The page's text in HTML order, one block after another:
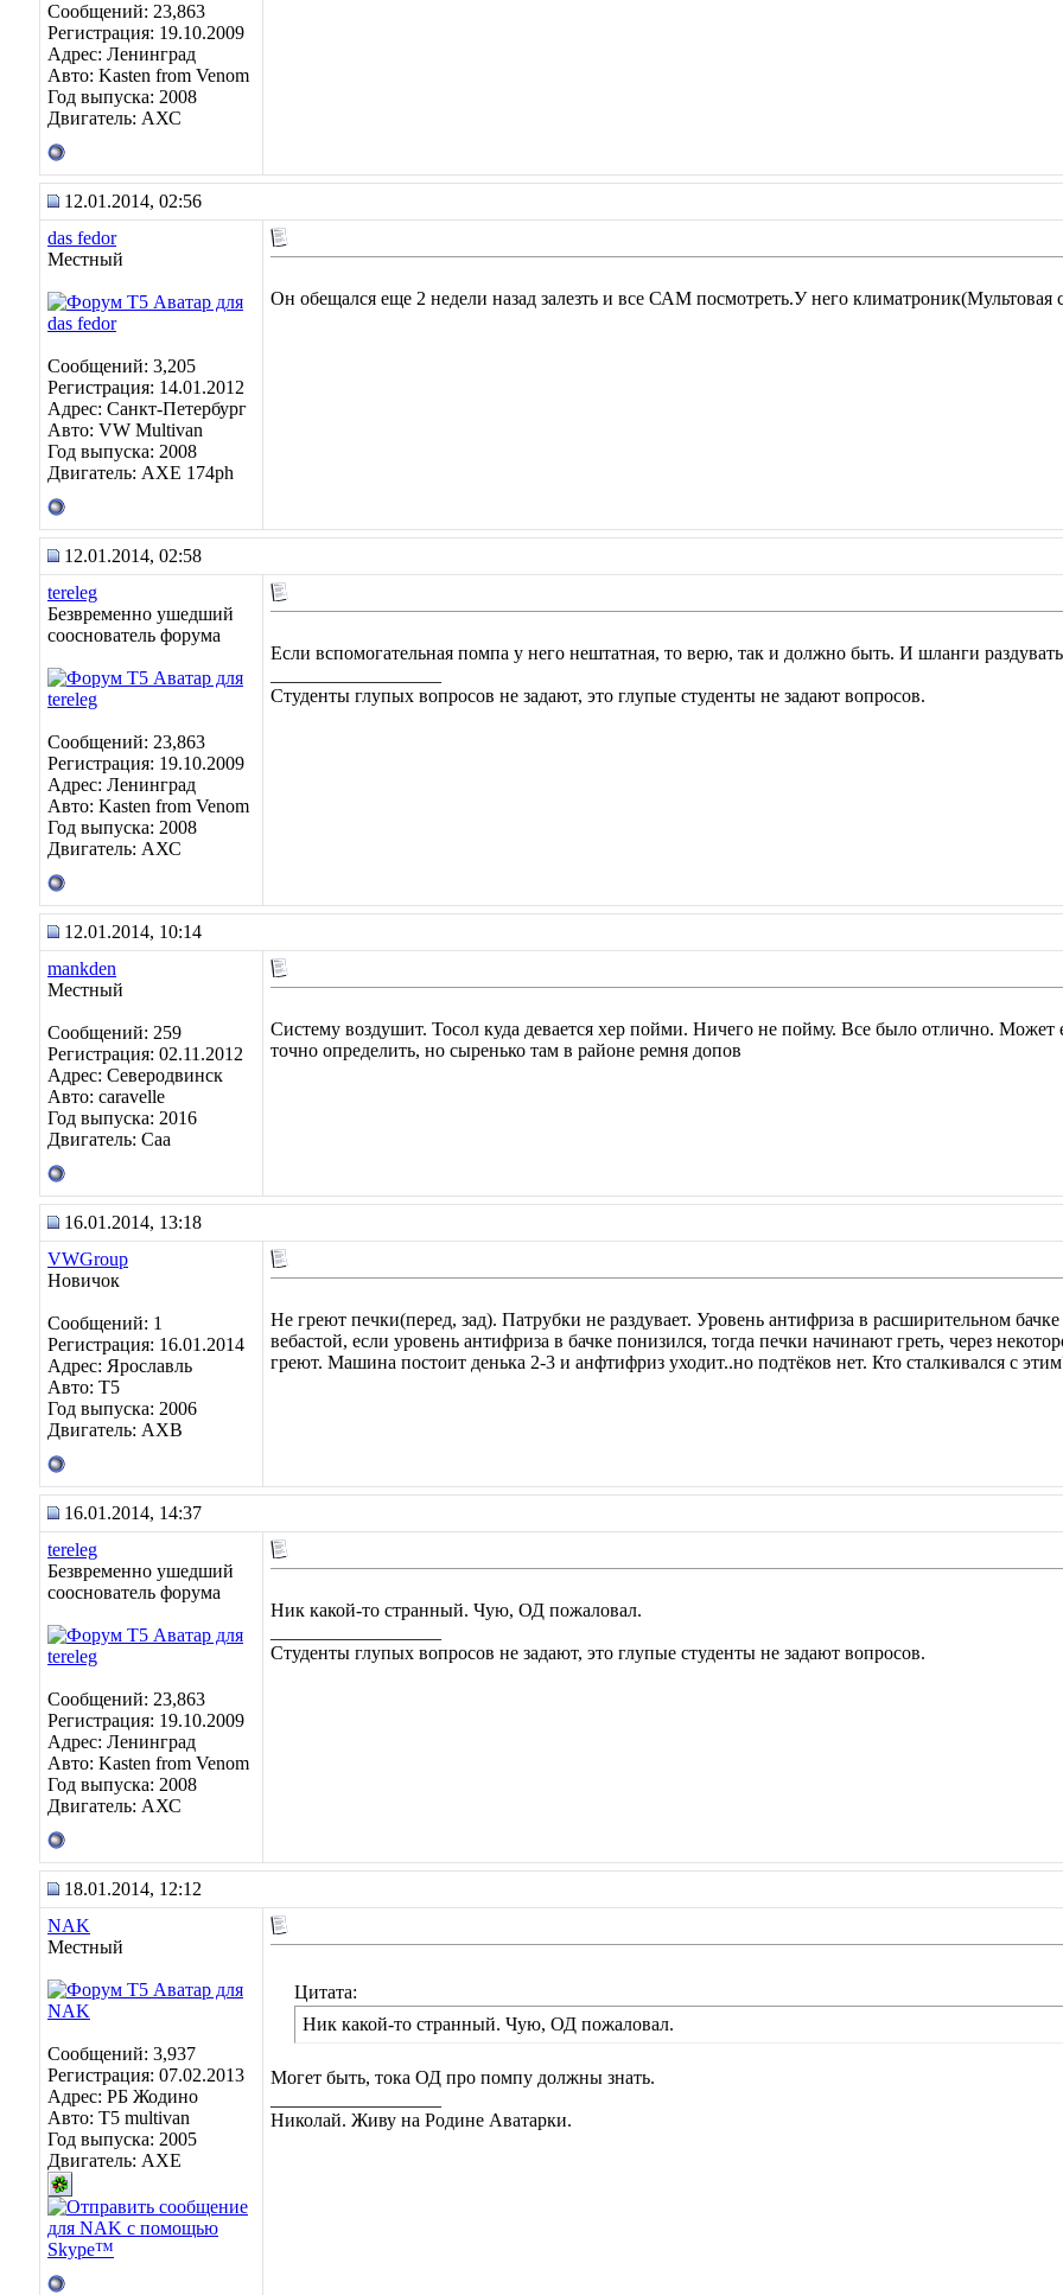
Сообщений: 23,863
Регистрация: 19.10.2009
Адрес: Ленинград
Авто: Kasten from Venom
Год выпуска: 2008
Двигатель: АХС
12.01.2014, 02:56
das fedor
Местный
Сообщений: 3,205
Регистрация: 14.01.2012
Адрес: Санкт-Петербург
Авто: VW Multivan
Год выпуска: 2008
Двигатель: АХЕ 174рh
Он обещался еще 2 недели назад залезть и все САМ посмотреть.У него климатроник(Мультовая
12.01.2014, 02:58
tereleg
Безвременно ушедший
сооснователь форума
Сообщений: 23,863
Регистрация: 19.10.2009
Адрес: Ленинград
Авто: Kasten from Venom
Год выпуска: 2008
Двигатель: АХС
Если вспомогательная помпа у него нештатная, то верю, так и должно быть. И шланги
Студенты глупых вопросов не задают, это глупые студенты не задают вопросов.
12.01.2014, 10:14
mankden
Местный
Сообщений: 259
Регистрация: 02.11.2012
Адрес: Северодвинск
Авто: caravelle
Год выпуска: 2016
Двигатель: Caa
Систему воздушит. Тосол куда девается хер пойми. Ничего не пойму. Все было отлично. Может
точно определить, но сыренько там в районе ремня допов
16.01.2014, 13:18
VWGroup
Новичок
Сообщений: 1
Регистрация: 16.01.2014
Адрес: Ярославль
Авто: Т5
Год выпуска: 2006
Двигатель: AXB
Не греют печки(перед, зад). Патрубки не раздувает. Уровень антифриза в расширительном
вебастой, если уровень антифриза в бачке понизился, тогда печки начинают греть, через
греют. Машина постоит денька 2-3 и анфтифриз уходит..но подтёков нет. Кто сталкивался с
16.01.2014, 14:37
tereleg
Безвременно ушедший
сооснователь форума
Сообщений: 23,863
Регистрация: 19.10.2009
Адрес: Ленинград
Авто: Kasten from Venom
Год выпуска: 2008
Двигатель: АХС
Ник какой-то странный. Чую, ОД пожаловал.
Студенты глупых вопросов не задают, это глупые студенты не задают вопросов.
18.01.2014, 12:12
NAK
Местный
Сообщений: 3,937
Регистрация: 07.02.2013
Адрес: РБ Жодино
Авто: T5 multivan
Год выпуска: 2005
Двигатель: AXE
Цитата:
Ник какой-то странный. Чую, ОД пожаловал.
Могет быть, тока ОД про помпу должны знать.
Николай. Живу на Родине Аватарки.